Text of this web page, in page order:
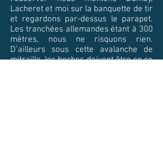
Lacheret et moi sur la banquette de tir
et regardons par-dessus le parapet.
Les tranchées allemandes étant à 300
mètres, nous ne risquons rien.
D’ailleurs sous cette avalanche de
mitraille, les boches doivent être en ce